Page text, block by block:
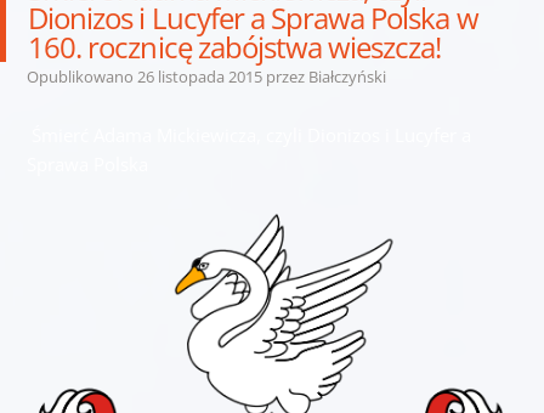
Dionizos i Lucyfer a Sprawa Polska w
160. rocznicę zabójstwa wieszcza!
Opublikowano 26 listopada 2015przez Białczyński